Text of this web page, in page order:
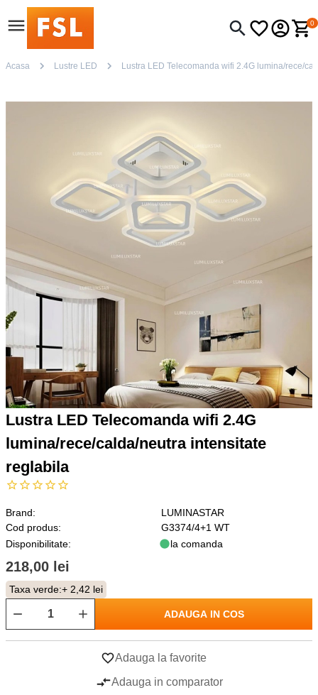
0
Acasa Lustre LED Lustra LED Telecomanda wifi 2.4G lumina/rece/
Lustra LED Telecomanda wifi 2.4G
lumina/rece/calda/neutra intensitate
reglabila
Brand:
LUMINASTAR
Cod produs:
G3374/4+1 WT
Disponibilitate:
la comanda
218,00 lei
Taxa verde:+ 2,42 lei
ADAUGA IN COS
Adauga la favorite
Adauga in comparator